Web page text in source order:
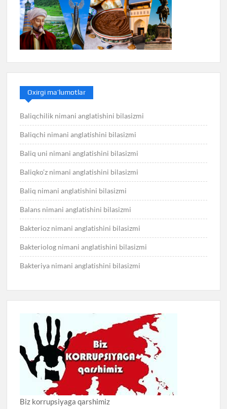
Oxirgi ma’lumotlar
Baliqchilik nimani anglatishini bilasizmi
Baliqchi nimani anglatishini bilasizmi
Baliq uni nimani anglatishini bilasizmi
Baliqko’z nimani anglatishini bilasizmi
Baliq nimani anglatishini bilasizmi
Balans nimani anglatishini bilasizmi
Bakterioz nimani anglatishini bilasizmi
Bakteriolog nimani anglatishini bilasizmi
Bakteriya nimani anglatishini bilasizmi
Biz korrupsiyaga qarshimiz